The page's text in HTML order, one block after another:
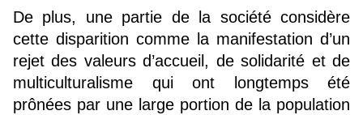
De plus, une partie de la société considère
cette disparition comme la manifestation d’un
rejet des valeurs d’accueil, de solidarité et de
multiculturalisme qui ont longtemps été
prônées par une large portion de la population